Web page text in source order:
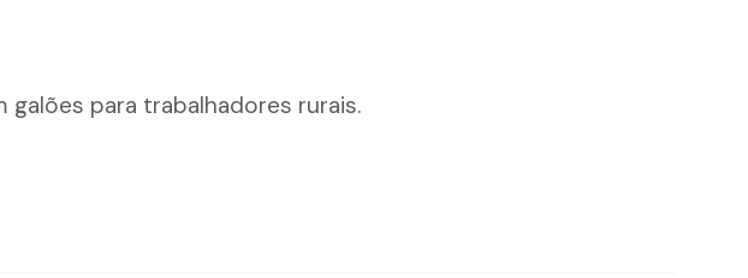
para trabalhadores rurais.